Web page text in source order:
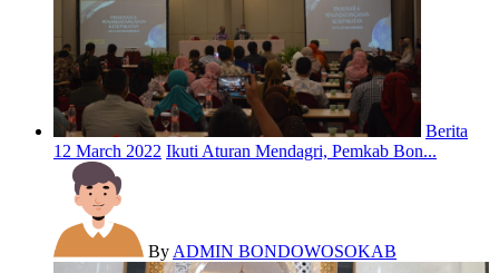
Berita
12 March 2022 Ikuti Aturan Mendagri, Pemkab Bon...
By ADMIN BONDOWOSOKAB